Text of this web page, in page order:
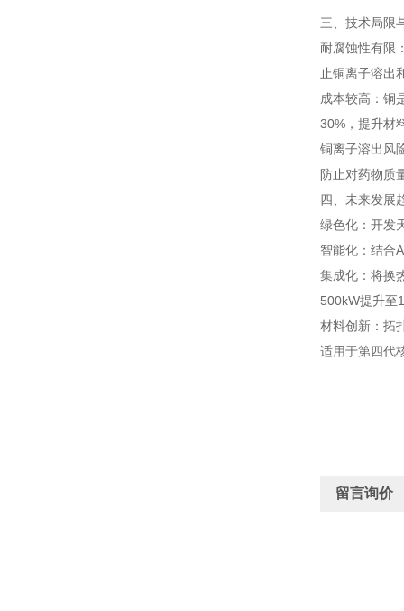
三、技术局限
耐腐蚀性有限
止铜离子溶出
成本较高：铜
30%，提升材
铜离子溶出风
防止对药物质
四、未来发展
绿色化：开发
智能化：结合
集成化：将换
500kW提升至
材料创新：拓
适用于第四代
留言询价